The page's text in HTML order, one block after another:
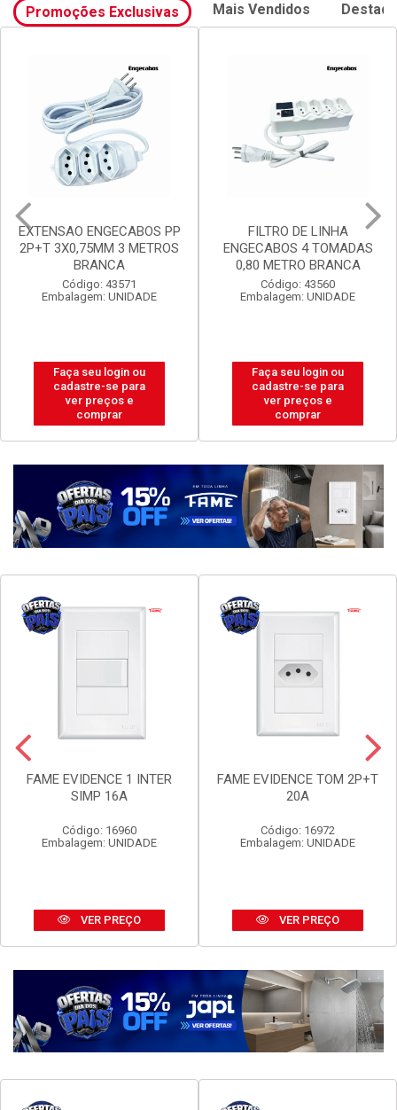
Promoções Exclusivas Mais Vendidos
FILTRO DE LINHA
ENGECABOS 4 TOMADAS
0,80 METRO BRANCA
Código: 43560
Embalagem: UNIDADE
Faça seu login ou
cadastre-se para
ver preços e
comprar
FILTRO DE LINHA
ENGECABOS 3 TOMADAS
0,80 METRO BRANCA
Código: 43558
Embalagem: UNIDADE
Faça seu login ou
cadastre-se para
ver preços e
comprar
FAME EVIDENCE 1 INTER
SIMP 16A
Código: 16960
Embalagem: UNIDADE
VER PREÇO
FAME EVIDENCE TOM 2P+T
20A
Código: 16972
Embalagem: UNIDADE
VER PREÇO